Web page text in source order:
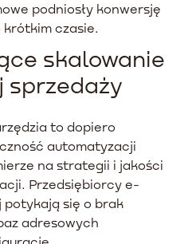
podniosły konwersję
czasie.
skalowanie
sprzedaży
to dopiero
automatyzacji
na strategii i jakości
Przedsiębiorcy e-
się o brak
adresowych